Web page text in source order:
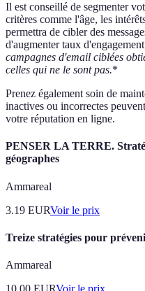
Il est conseillé de segmenter
critères comme l'âge, les
permettra de cibler des
d'augmenter taux
campagnes d'email ciblées
celles qui ne le sont pas.*
Prenez également soin de
inactives ou incorrectes
votre réputation en ligne.
PENSER LA TERRE.
géographes
Ammareal
3.19 EURVoir le prix
Treize stratégies pour
Ammareal
10.00 EURVoir le prix